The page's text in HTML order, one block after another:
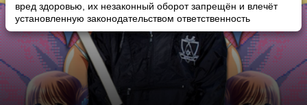
вред здоровью, их незаконный оборот запрещён и влечёт
установленную законодательством ответственность
Xavier Wulf